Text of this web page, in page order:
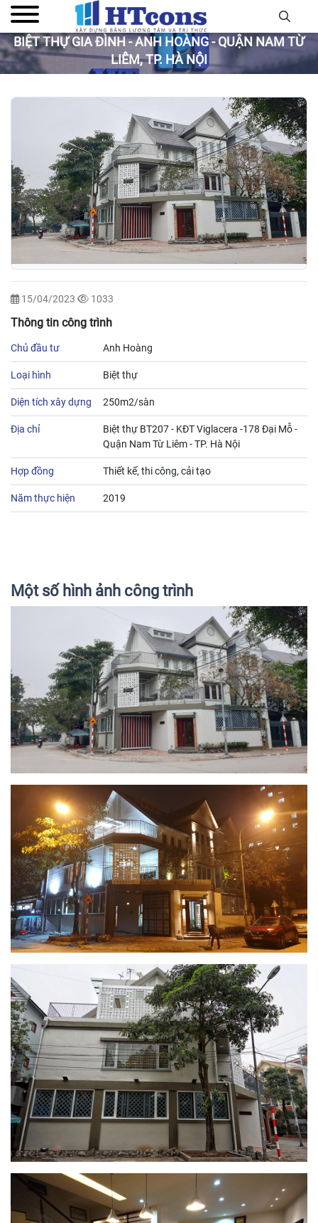
BIỆT THỰ GIA ĐÌNH - ANH HOÀNG - QUẬN NAM TỪ
LIÊM, TP. HÀ NỘI
15/04/2023 1033
Thông tin công trình
Chủ đầu tư Anh Hoàng
Loại hình Biệt thự
Diện tích xây dựng 250m2/sàn
Địa chỉ
Biệt thự BT207 - KĐT Viglacera -178 Đại Mỗ -
Quận Nam Từ Liêm - TP. Hà Nội
Hợp đồng Thiết kế, thi công, cải tạo
Năm thực hiện 2019
Một số hình ảnh công trình